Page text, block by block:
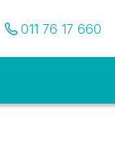
Pozovite nas
011 76 17 660